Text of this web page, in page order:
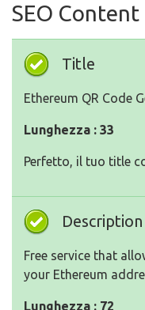
SEO Content
Title
Ethereum QR Code
Lunghezza : 33
Perfetto, il tuo title
Description
Free service that
your Ethereum
Lunghezza : 72